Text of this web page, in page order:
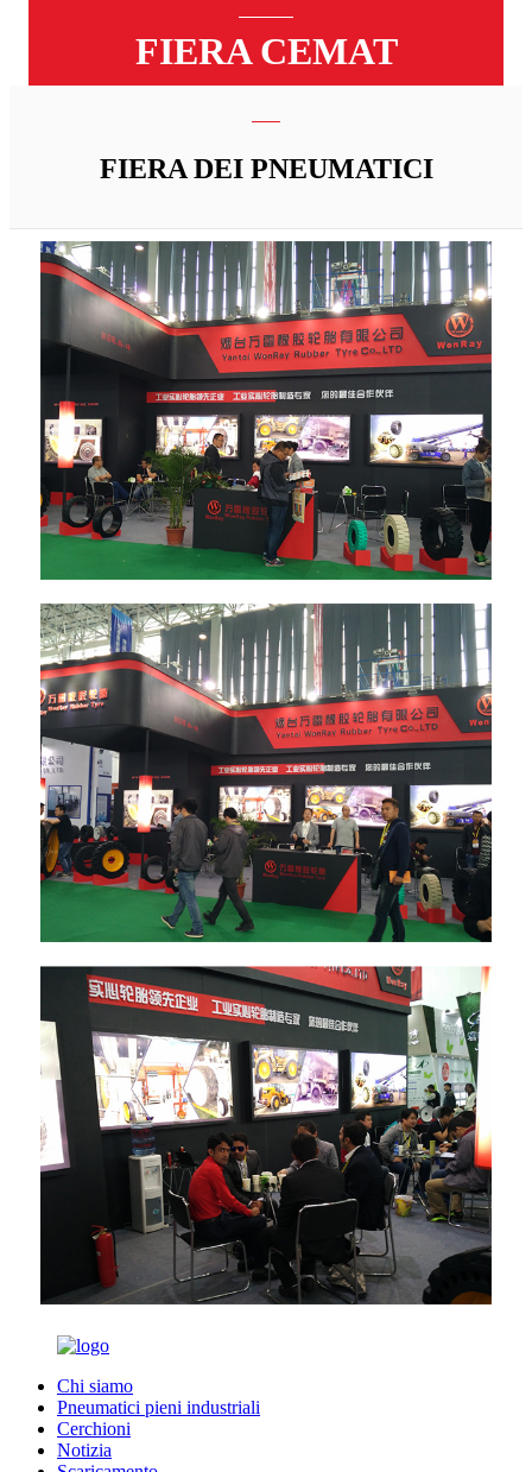
FIERA CEMAT
FIERA DEI PNEUMATICI
Chi siamo
Pneumatici pieni industriali
Cerchioni
Notizia